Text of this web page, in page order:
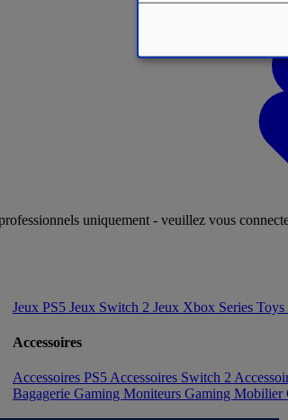
uniquement - veuillez vous
Jeux PS5 Jeux Switch 2 Jeux Xbox Series
Accessoires
Accessoires PS5 Accessoires Switch 2
Bagagerie Gaming Moniteurs Gaming Mobilier